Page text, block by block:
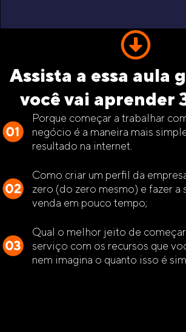
Assista a essa aula
você vai aprender
Porque começar a trabalhar
negócio é a maneira mais
resultado na internet.
Como criar um perfil da
zero (do zero mesmo) e fazer a
venda em pouco tempo;
Qual o melhor jeito de
serviço com os recursos que
nem imagina o quanto isso é